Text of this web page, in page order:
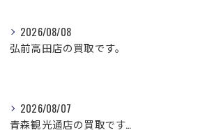
2026/08/08
弘前高田店の買取です。
2026/08/07
青森観光通店の買取です。